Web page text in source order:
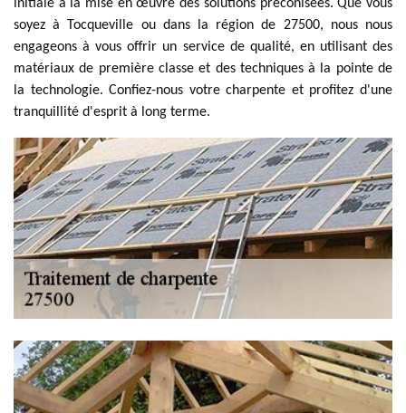
initiale à la mise en œuvre des solutions préconisées. Que vous
soyez à Tocqueville ou dans la région de 27500, nous nous
engageons à vous offrir un service de qualité, en utilisant des
matériaux de première classe et des techniques à la pointe de
la technologie. Confiez-nous votre charpente et profitez d'une
tranquillité d'esprit à long terme.